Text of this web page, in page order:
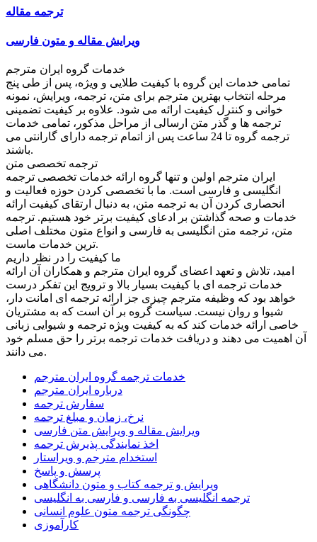
ترجمه مقاله
ویرایش مقاله و متون فارسی
خدمات گروه ایران مترجم
تمامی خدمات این گروه با کیفیت طلایی و ویژه، پس از طی پنج
مرحله انتخاب بهترین مترجم برای متن، ترجمه، ویرایش، نمونه
خوانی و کنترل کیفیت ارائه می شود. علاوه بر کیفیت تضمینی
ترجمه ها و گذر متن ارسالی از مراحل مذکور، تمامی خدمات
ترجمه گروه تا 24 ساعت پس از اتمام ترجمه دارای گارانتی می
باشند.
ترجمه تخصصی متن
ایران مترجم اولین و تنها گروه ارائه خدمات تخصصی ترجمه
انگلیسی و فارسی است. ما با تخصصی کردن حوزه فعالیت و
انحصاری کردن آن به ترجمه متن، به دنبال ارتقای کیفیت ارائه
خدمات و صحه گذاشتن بر ادعای کیفیت برتر خود هستیم. ترجمه
متن، ترجمه متن انگلیسی به فارسی و انواع متون مختلف اصلی
ترین خدمات ماست.
ما کیفیت را در نظر داریم
امید، تلاش و تعهد اعضای گروه ایران مترجم و همکاران آن ارائه
خدمات ترجمه ای با کیفیت بسیار بالا و ترویج این تفکر درست
خواهد بود که وظیفه مترجم چیزی جز ارائه ترجمه ای امانت دار،
شیوا و روان نیست. سیاست گروه بر آن است که به مشتریان
خاصی ارائه خدمات کند که به کیفیت ویژه ترجمه و شیوایی زبانی
آن اهمیت می دهند و دریافت خدمات ترجمه برتر را حق مسلم خود
می دانند.
خدمات ترجمه گروه ایران مترجم
درباره ایران مترجم
سفارش ترجمه
نرخ، زمان و مبلغ ترجمه
ویرایش مقاله و ویرایش متن فارسی
اخذ نمایندگی پذیرش ترجمه
استخدام مترجم و ویراستار
پرسش و پاسخ
ویرایش و ترجمه کتاب و متون دانشگاهی
ترجمه انگلیسی به فارسی و فارسی به انگلیسی
چگونگی ترجمه متون علوم انسانی
کارآموزی